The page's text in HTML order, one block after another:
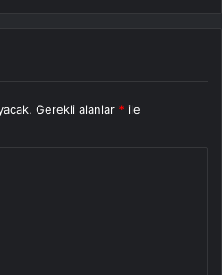
Gerekli alanlar * ile